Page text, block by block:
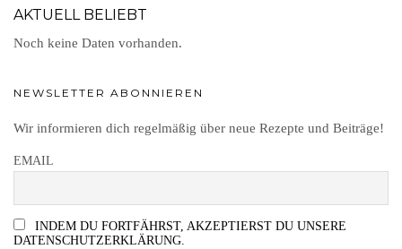
AKTUELL BELIEBT
Noch keine Daten vorhanden.
NEWSLETTER ABONNIEREN
Wir informieren dich regelmäßig über neue Rezepte und Beiträge!
EMAIL
INDEM DU FORTFÄHRST, AKZEPTIERST DU UNSERE
DATENSCHUTZERKLÄRUNG.